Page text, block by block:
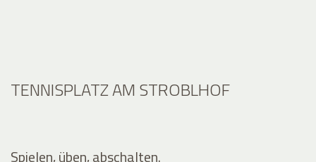
TENNISPLATZ AM STROBLHOF
Spielen, üben, abschalten.